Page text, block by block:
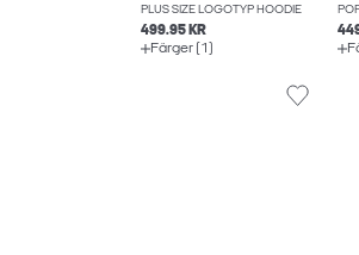
PLUS SIZE LOGOTYP HOODIE
499.95 KR
Färger (1)